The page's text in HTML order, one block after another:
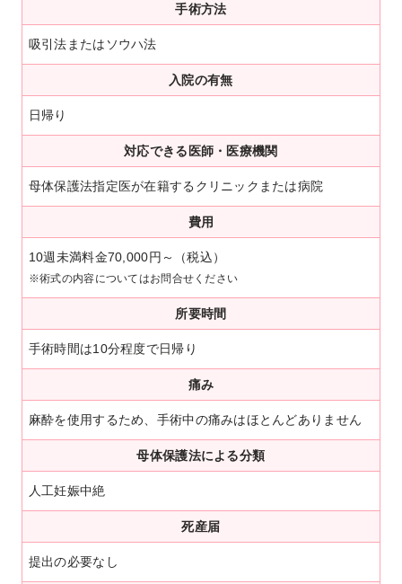
手術方法
吸引法またはソウハ法
入院の有無
日帰り
対応できる医師・医療機関
母体保護法指定医が在籍するクリニックまたは病院
費用
10週未満料金70,000円～（税込）
※術式の内容についてはお問合せください
所要時間
手術時間は10分程度で日帰り
痛み
麻酔を使用するため、手術中の痛みはほとんどありません
母体保護法による分類
人工妊娠中絶
死産届
提出の必要なし